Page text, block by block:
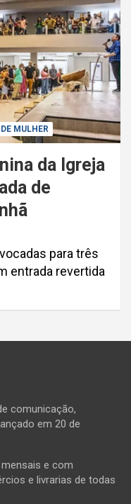
MULHER
da Igreja
de
para três
entrada revertida
comunicação,
em 20 de
e com
e livrarias de todas